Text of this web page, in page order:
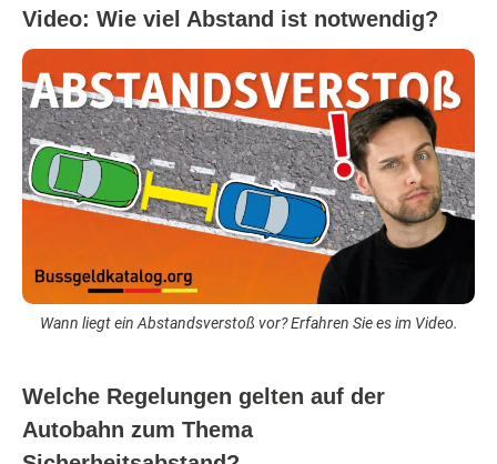
Video: Wie viel Abstand ist notwendig?
Wann liegt ein Abstandsverstoß vor? Erfahren Sie es im Video.
Welche Regelungen gelten auf der
Autobahn zum Thema